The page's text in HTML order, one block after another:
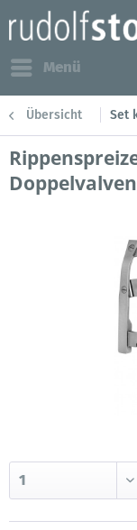
Menü
Übersicht Set
Doppelvalven